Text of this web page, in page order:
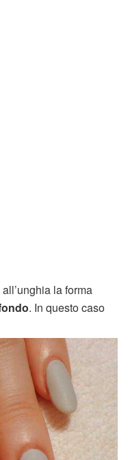
la forma
. In questo caso